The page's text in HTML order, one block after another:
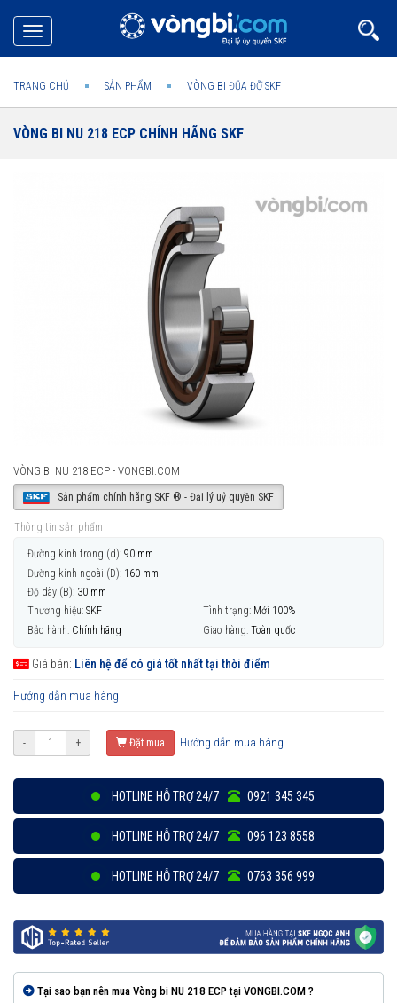
Toggle
navigation
TRANG CHỦ SẢN PHẨM VÒNG BI ĐŨA ĐỠ SKF
VÒNG BI NU 218 ECP CHÍNH HÃNG SKF
VÒNG BI NU 218 ECP - VONGBI.COM
Sản phẩm chính hãng SKF ® - Đại lý uỷ quyền SKF
Thông tin sản phẩm
Đường kính trong (d): 90 mm
Đường kính ngoài (D): 160 mm
Độ dày (B): 30 mm
Thương hiệu: SKF Tình trạng: Mới 100%
Bảo hành: Chính hãng Giao hàng: Toàn quốc
Giá bán: Liên hệ để có giá tốt nhất tại thời điểm
Hướng dẫn mua hàng
- + Đặt mua Hướng dẫn mua hàng
HOTLINE HỖ TRỢ 24/7 0921 345 345
HOTLINE HỖ TRỢ 24/7 096 123 8558
HOTLINE HỖ TRỢ 24/7 0763 356 999
Tại sao bạn nên mua Vòng bi NU 218 ECP tại VONGBI.COM ?